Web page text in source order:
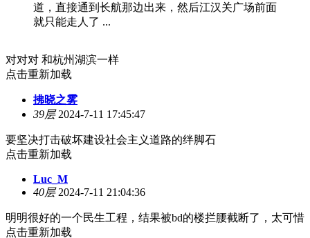
道，直接通到长航那边出来，然后江汉关广场前面
就只能走人了 ...
对对对 和杭州湖滨一样
点击重新加载
拂晓之雾
39层2024-7-11 17:45:47
要坚决打击破坏建设社会主义道路的绊脚石
点击重新加载
Luc_M
40层2024-7-11 21:04:36
明明很好的一个民生工程，结果被bd的楼拦腰截断了，太可惜
点击重新加载